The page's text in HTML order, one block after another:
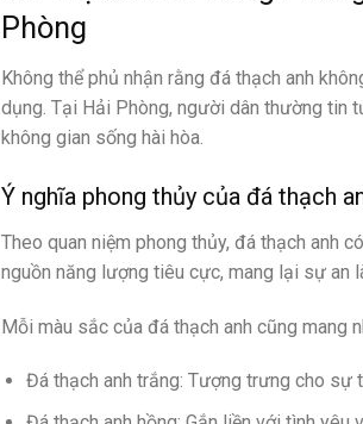
Phòng
Không thể phủ nhận rằng đá thạch anh
dụng. Tại Hải Phòng, người dân thường tin
không gian sống hài hòa.
Ý nghĩa phong thủy của đá thạch
Theo quan niệm phong thủy, đá thạch anh
nguồn năng lượng tiêu cực, mang lại sự an
Mỗi màu sắc của đá thạch anh cũng mang
Đá thạch anh trắng: Tượng trưng cho sự